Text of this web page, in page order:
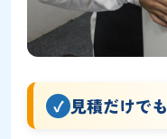
見積だけでも